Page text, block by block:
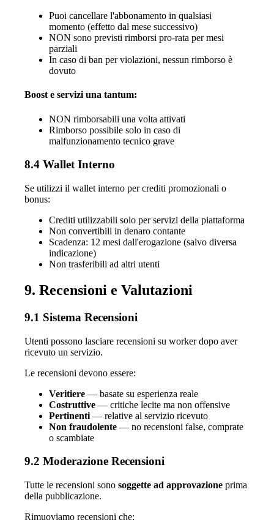
Puoi cancellare l'abbonamento in qualsiasi
momento (effetto dal mese successivo)
NON sono previsti rimborsi pro-rata per mesi
parziali
In caso di ban per violazioni, nessun rimborso è
dovuto
Boost e servizi una tantum:
NON rimborsabili una volta attivati
Rimborso possibile solo in caso di
malfunzionamento tecnico grave
8.4 Wallet Interno
Se utilizzi il wallet interno per crediti promozionali o
bonus:
Crediti utilizzabili solo per servizi della piattaforma
Non convertibili in denaro contante
Scadenza: 12 mesi dall'erogazione (salvo diversa
indicazione)
Non trasferibili ad altri utenti
9. Recensioni e Valutazioni
9.1 Sistema Recensioni
Utenti possono lasciare recensioni su worker dopo aver
ricevuto un servizio.
Le recensioni devono essere:
Veritiere — basate su esperienza reale
Costruttive — critiche lecite ma non offensive
Pertinenti — relative al servizio ricevuto
Non fraudolente — no recensioni false, comprate
o scambiate
9.2 Moderazione Recensioni
Tutte le recensioni sono soggette ad approvazione prima
della pubblicazione.
Rimuoviamo recensioni che: